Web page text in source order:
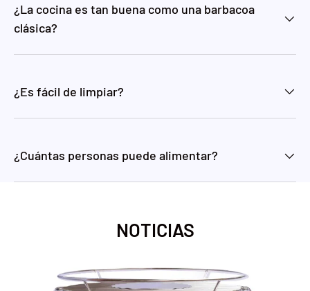
¿La cocina es tan buena como una barbacoa
clásica?
¿Es fácil de limpiar?
¿Cuántas personas puede alimentar?
NOTICIAS